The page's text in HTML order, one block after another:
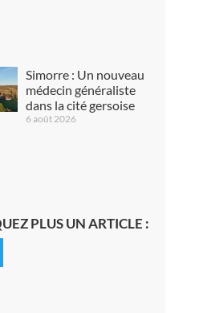
Simorre : Un nouveau
médecin généraliste
dans la cité gersoise
6 août 2026
PLUS UN ARTICLE :